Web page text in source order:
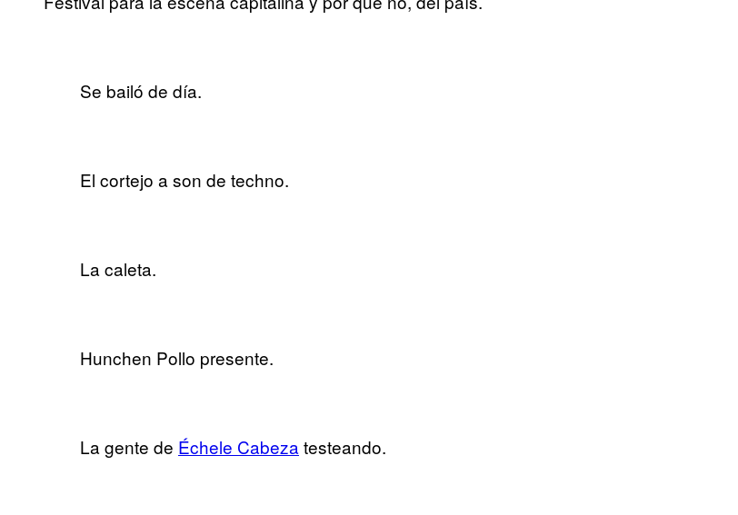
Se bailó de día.
El cortejo a son de techno.
La caleta.
Hunchen Pollo presente.
La gente de Échele Cabeza testeando.